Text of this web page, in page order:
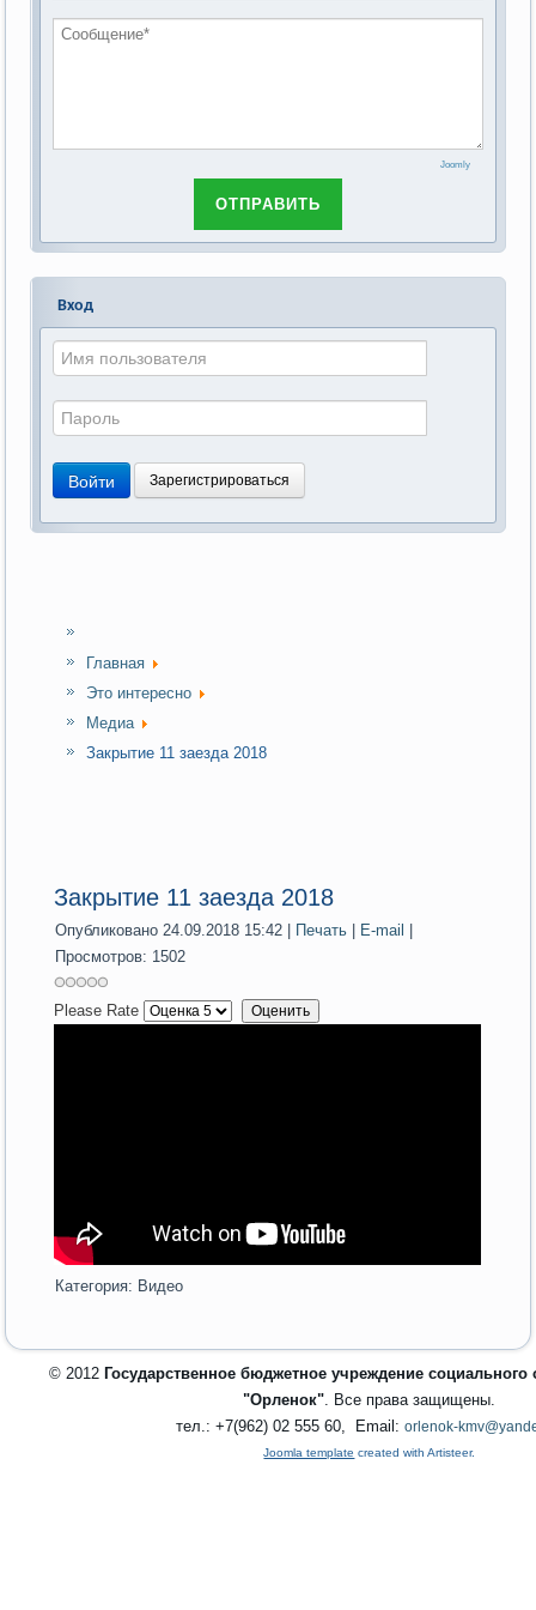
Joomly
ОТПРАВИТЬ
Вход
Войти Зарегистрироваться
Главная
Это интересно
Медиа
Закрытие 11 заезда 2018
Закрытие 11 заезда 2018
Опубликовано 24.09.2018 15:42 Печать E-mail
Просмотров: 1502
Please Rate
Категория: Видео
© 2012 Государственное бюджетное учреждение
"Орленок". Все права защищены.
тел.: +7(962) 02 555 60, Email: orlenok-
Joomla template created with Artisteer.